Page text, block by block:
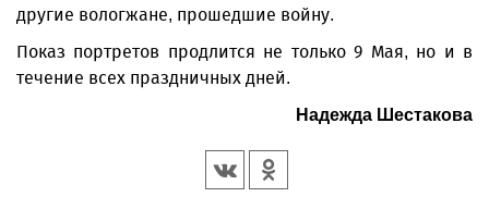
другие вологжане, прошедшие войну.
Показ портретов продлится не только 9 Мая, но и в
течение всех праздничных дней.
Надежда Шестакова